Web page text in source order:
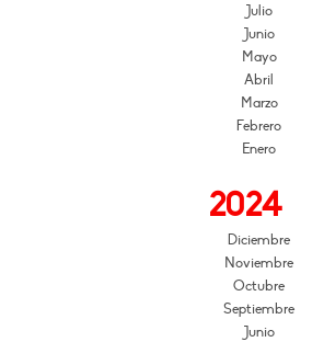
Julio
Junio
Mayo
Abril
Marzo
Febrero
Enero
2024
Diciembre
Noviembre
Octubre
Septiembre
Junio